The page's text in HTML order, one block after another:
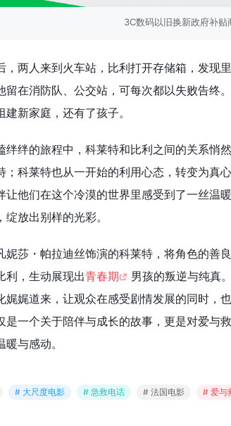
3C数码以旧换新政府补贴
，两人来到火车站，比利打开存储箱，发现
留在消防队、公交站，可每次都以失败告终
建新家庭，还有了孩子。
绊绊的旅程中，科莱特和比利之间的关系悄
；科莱特也从一开始的利用心态，转变为真
让他们在这个冷漠的世界里感受到了一丝温
放出别样的光彩。
妮莎・帕拉迪丝饰演的科莱特，将角色的善
利，生动展现出青春期
男孩的叛逆与纯真
娓娓道来，让观众在感受剧情发展的同时，
是一个关于陪伴与成长的故事，更是对爱与
与感动。
# 大尺度电影 # 急救电话 # 法国电影 # 爱与